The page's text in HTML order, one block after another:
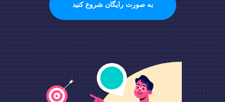
به صورت رایگان شروع کنید